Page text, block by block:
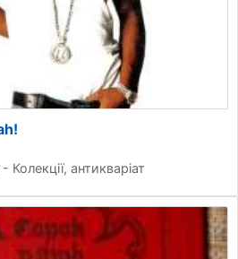
Колекції, антикваріат